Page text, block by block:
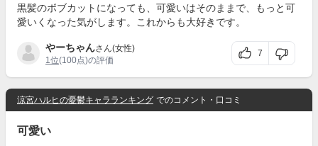
黒髪のボブカットになっても、可愛いはそのままで、もっと可
愛いくなった気がします。これからも大好きです。
やーちゃんさん(女性)
1位(100点)の評価
7
涼宮ハルヒの憂鬱キャラランキング でのコメント・口コミ
可愛い